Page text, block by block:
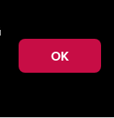
применяются
технологии
к
OK